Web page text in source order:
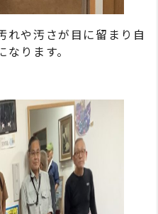
れや汚さが目に留まり自
ります。